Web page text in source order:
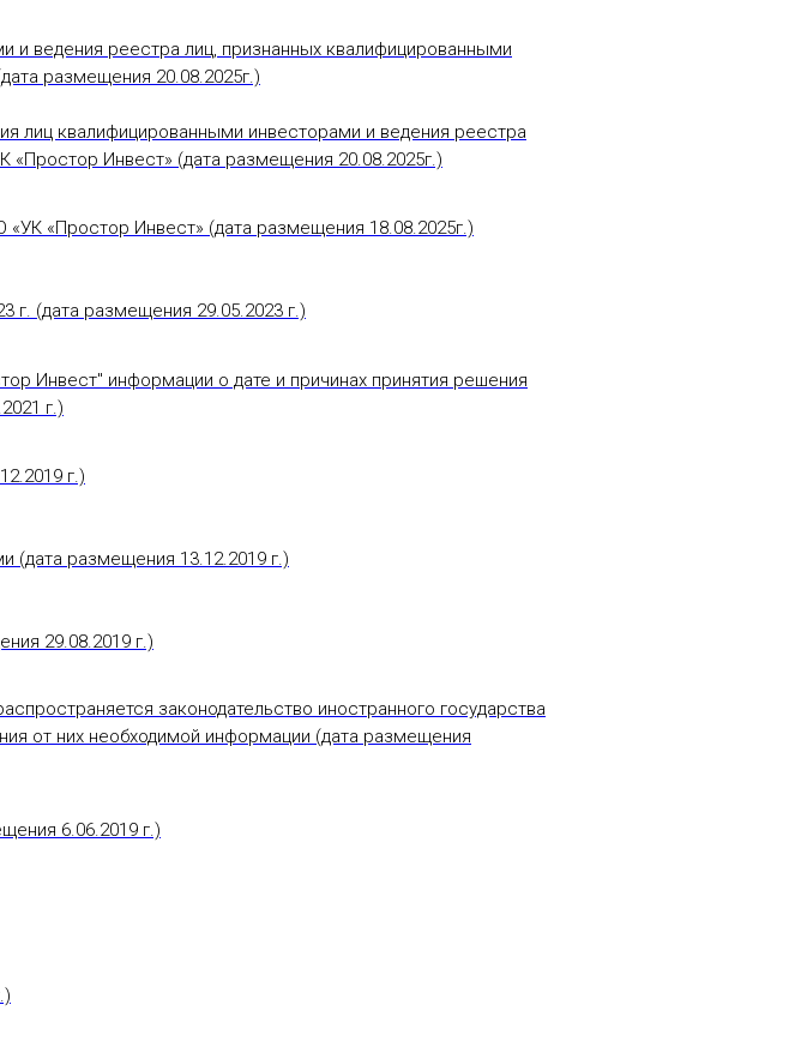
и ведения реестра лиц, признанных квалифицированными
размещения 20.08.2025г.)
лиц квалифицированными инвесторами и ведения реестра
Инвест» (дата размещения 20.08.2025г.)
«Простор Инвест» (дата размещения 18.08.2025г.)
г. (дата размещения 29.05.2023 г.)
Инвест" информации о дате и причинах принятия решения
г.)
г.)
(дата размещения 13.12.2019 г.)
29.08.2019 г.)
законодательство иностранного государства
от них необходимой информации (дата размещения
6.06.2019 г.)